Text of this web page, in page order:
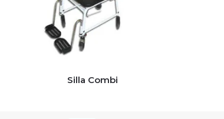
Silla Combi